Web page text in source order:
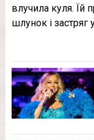
влучила куля. Їй
шлунок і застряг